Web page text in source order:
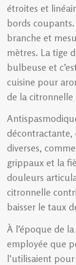
étroites et
bords
branche et
mètres. La tige
bulbeuse et
cuisine pour
de la
décontractante,
diverses,
grippaux et la
douleurs
citronnelle
baisser le taux
À l’époque de
employée que
l’utilisaient